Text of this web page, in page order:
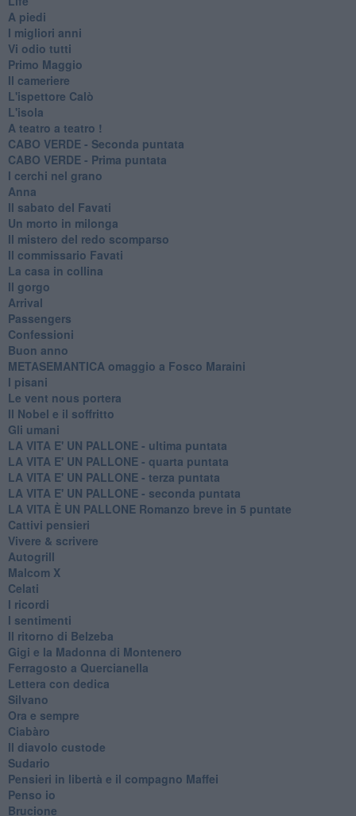
A piedi
I migliori anni
Vi odio tutti
Primo Maggio
Il cameriere
L'ispettore Calò
L'isola
A teatro a teatro !
CABO VERDE - Seconda puntata
CABO VERDE - Prima puntata
I cerchi nel grano
Anna
Il sabato del Favati
Un morto in milonga
Il mistero del redo scomparso
Il commissario Favati
La casa in collina
Il gorgo
Arrival
Passengers
Confessioni
Buon anno
METASEMANTICA omaggio a Fosco Maraini
I pisani
Le vent nous portera
Il Nobel e il soffritto
Gli umani
LA VITA E' UN PALLONE - ultima puntata
LA VITA E' UN PALLONE - quarta puntata
LA VITA E' UN PALLONE - terza puntata
LA VITA E' UN PALLONE - seconda puntata
LA VITA È UN PALLONE Romanzo breve in 5 puntate
Cattivi pensieri
Vivere & scrivere
Autogrill
Malcom X
Celati
I ricordi
I sentimenti
Il ritorno di Belzeba
Gigi e la Madonna di Montenero
Ferragosto a Quercianella
Lettera con dedica
Silvano
Ora e sempre
Ciabàro
Il diavolo custode
Sudario
Pensieri in libertà e il compagno Maffei
Penso io
Brucione